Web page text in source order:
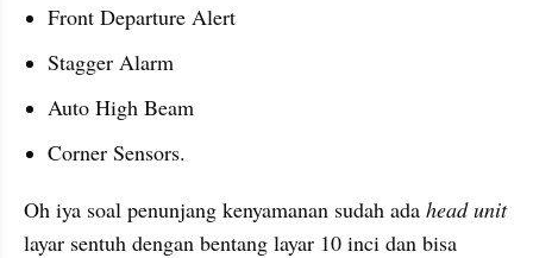
Front Departure Alert
Stagger Alarm
Auto High Beam
Corner Sensors.
Oh iya soal penunjang kenyamanan sudah ada head unit
layar sentuh dengan bentang layar 10 inci dan bisa